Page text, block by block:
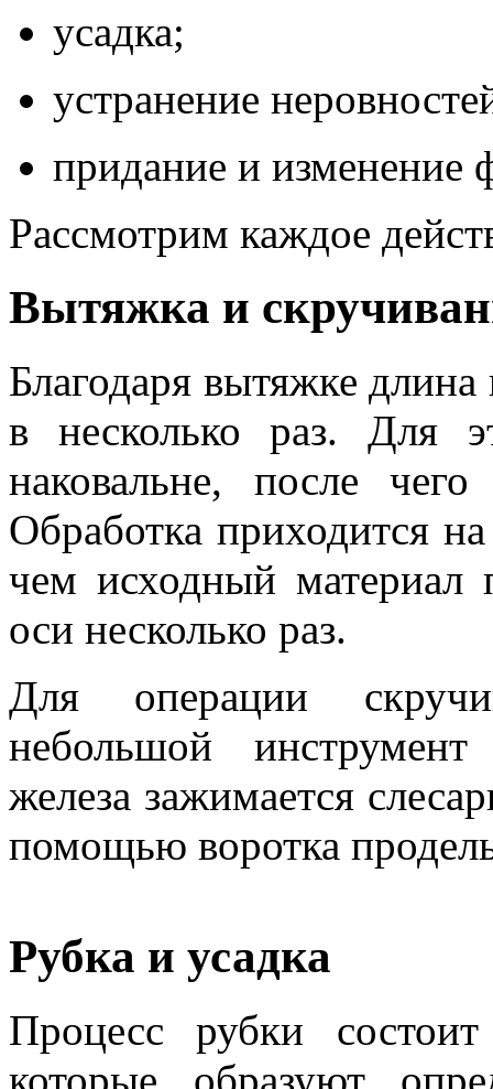
усадка;
устранение
придание и изменение
Рассмотрим каждое
Вытяжка и
Благодаря вытяжке длина
в несколько раз. Для
наковальне, после
Обработка приходится
чем исходный материал
оси несколько раз.
Для операции
небольшой
железа зажимается
помощью воротка
Рубка и усадка
Процесс рубки состоит
которые образуют